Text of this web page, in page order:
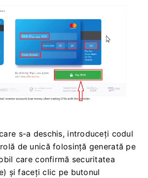
s-a deschis, introduceți codul
de unică folosință generată pe
care confirmă securitatea
și faceți clic pe butonul